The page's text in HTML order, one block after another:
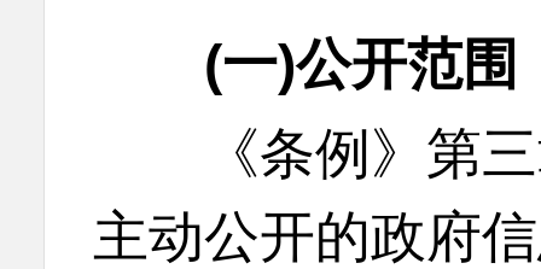
(一)公开范围
《条例》第三
主动公开的政府